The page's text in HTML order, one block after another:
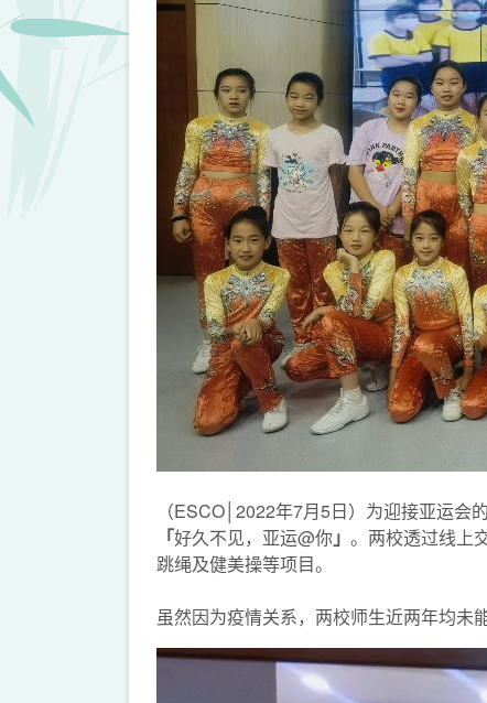
（ESCO│2022年7月5日）为迎接亚运
「好久不见，亚运@你」 。两校透过线上
跳绳及健美操等项目。
虽然因为疫情关系，两校师生近两年均未